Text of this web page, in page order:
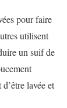
pour faire
utilisent
un suif de
lavée et